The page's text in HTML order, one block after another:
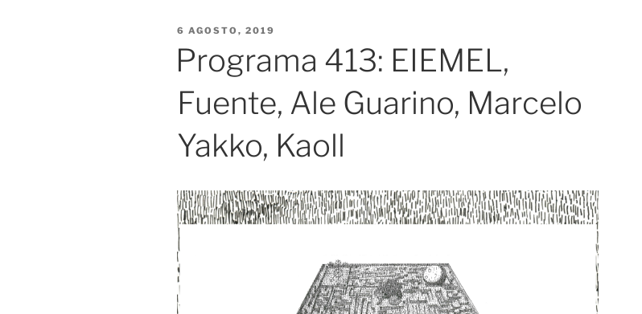
PUBLICADO
6 AGOSTO, 2019
Programa 413: EIEMEL,
Fuente, Ale Guarino, Marcelo
Yakko, Kaoll